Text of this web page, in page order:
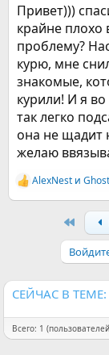
передать.При
затяжек это
ощущение.Вот
из глубины
Делаю
жёстко
курении
вырубаюсь,то
под контроля
хочет видимо
отказа от
этими
видимо ещё,
Тебе ещё раз
пути отказа и
Привет)))
крайне
проблему?
курю, мне
знакомые,
курили! И я
так легко
она не щадит
желаю
Р
е
AlexNest и
СЕЙЧАС В ТЕМЕ:
Всего: 1